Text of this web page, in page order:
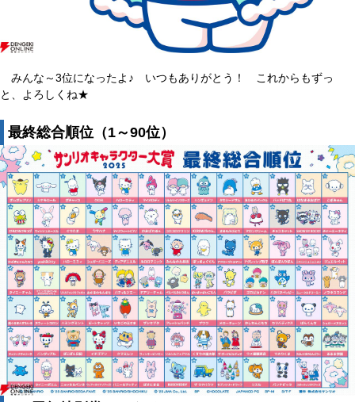
みんな～3位になったよ♪ いつもありがとう！ これからもずっ
と、よろしくね★
最終総合順位（1～90位）